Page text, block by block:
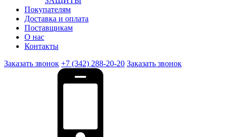
Покупателям
Доставка и оплата
Поставщикам
О нас
Контакты
Заказать звонок +7 (342) 288-20-20 Заказать звонок